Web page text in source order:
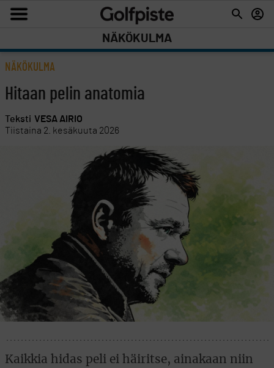
NÄKÖKULMA
NÄKÖKULMA
Hitaan pelin anatomia
Teksti VESA AIRIO
Tiistaina 2. kesäkuuta 2026
Kaikkia hidas peli ei häiritse, ainakaan niin